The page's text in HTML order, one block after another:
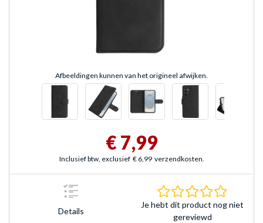
Afbeeldingen kunnen van het origineel afwijken.
€ 7,99
Inclusief btw, exclusief € 6,99 verzendkosten.
Details
Je hebt dit product nog niet
gereviewd